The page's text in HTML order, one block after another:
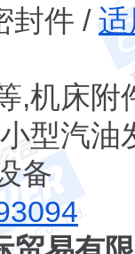
封件 /
,机床
型汽
备